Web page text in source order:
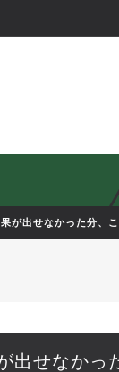
が出せなかった分、
出せなかっ